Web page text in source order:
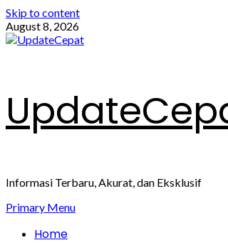
Skip to content
August 8, 2026
Informasi Terbaru, Akurat, dan Eksklusif
Primary Menu
Home